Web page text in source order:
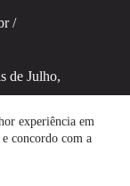
experiência em
concordo com a
/
de Julho,